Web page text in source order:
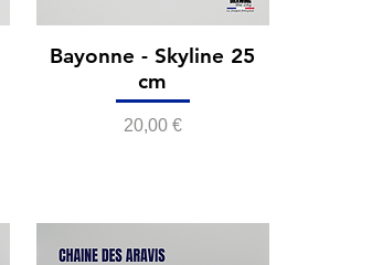
Bayonne - Skyline 25
cm
Prix
20,00 €